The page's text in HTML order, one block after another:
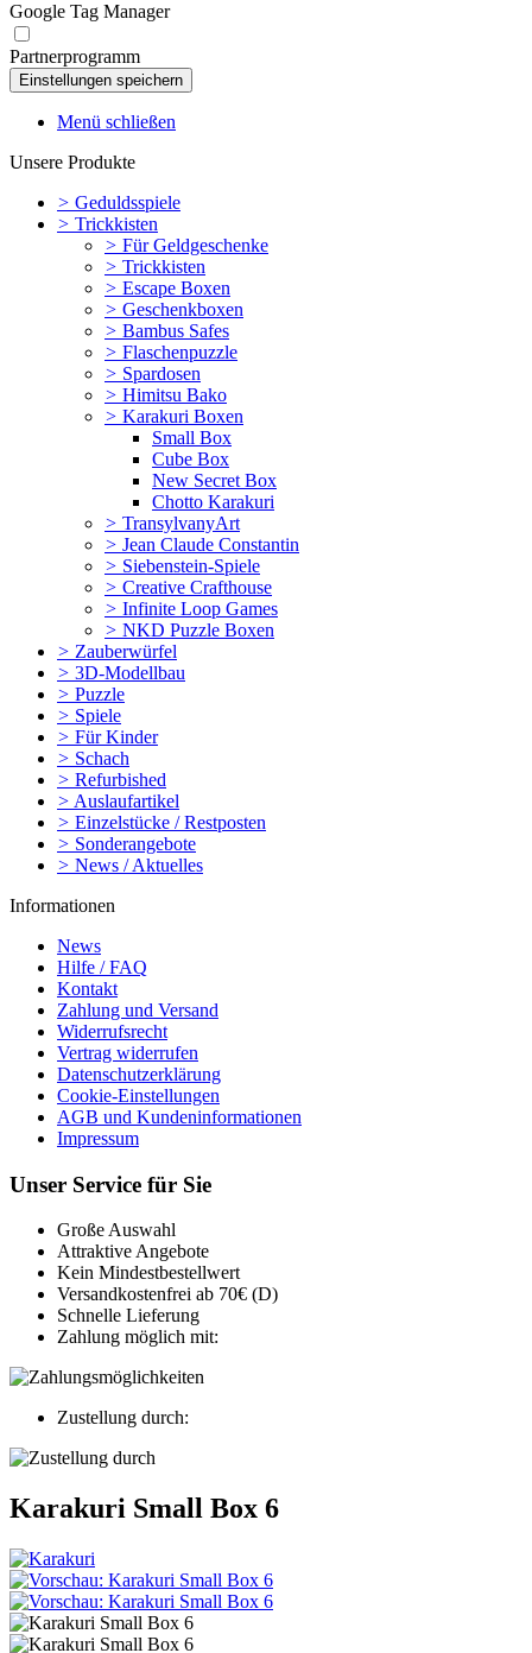
Google Tag Manager
Partnerprogramm
Menü schließen
Unsere Produkte
> Geduldsspiele
> Trickkisten
> Für Geldgeschenke
> Trickkisten
> Escape Boxen
> Geschenkboxen
> Bambus Safes
> Flaschenpuzzle
> Spardosen
> Himitsu Bako
> Karakuri Boxen
Small Box
Cube Box
New Secret Box
Chotto Karakuri
> TransylvanyArt
> Jean Claude Constantin
> Siebenstein-Spiele
> Creative Crafthouse
> Infinite Loop Games
> NKD Puzzle Boxen
> Zauberwürfel
> 3D-Modellbau
> Puzzle
> Spiele
> Für Kinder
> Schach
> Refurbished
> Auslaufartikel
> Einzelstücke / Restposten
> Sonderangebote
> News / Aktuelles
Informationen
News
Hilfe / FAQ
Kontakt
Zahlung und Versand
Widerrufsrecht
Vertrag widerrufen
Datenschutzerklärung
Cookie-Einstellungen
AGB und Kundeninformationen
Impressum
Unser Service für Sie
Große Auswahl
Attraktive Angebote
Kein Mindestbestellwert
Versandkostenfrei ab 70€ (D)
Schnelle Lieferung
Zahlung möglich mit:
Zustellung durch:
Karakuri Small Box 6